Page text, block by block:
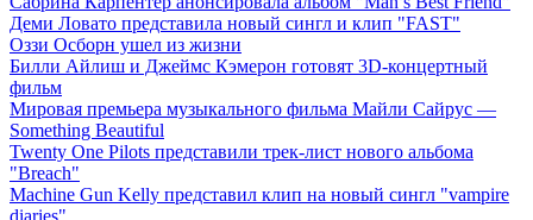
Деми Ловато представила новый сингл и клип "FAST"
Оззи Осборн ушел из жизни
Билли Айлиш и Джеймс Кэмерон готовят 3D-концертный
фильм
Мировая премьера музыкального фильма Майли Сайрус —
Something Beautiful
Twenty One Pilots представили трек-лист нового альбома
"Breach"
Machine Gun Kelly представил клип на новый сингл "vampire
diaries"